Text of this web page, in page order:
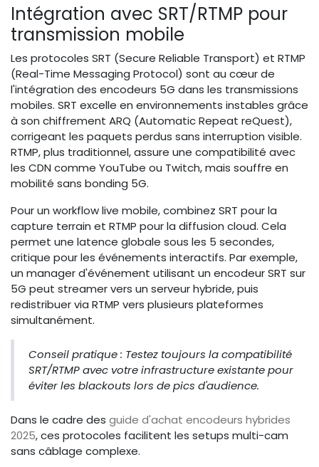
Intégration avec SRT/RTMP pour
transmission mobile
Les protocoles SRT (Secure Reliable Transport) et RTMP
(Real-Time Messaging Protocol) sont au cœur de
l'intégration des encodeurs 5G dans les transmissions
mobiles. SRT excelle en environnements instables grâce
à son chiffrement ARQ (Automatic Repeat reQuest),
corrigeant les paquets perdus sans interruption visible.
RTMP, plus traditionnel, assure une compatibilité avec
les CDN comme YouTube ou Twitch, mais souffre en
mobilité sans bonding 5G.
Pour un workflow live mobile, combinez SRT pour la
capture terrain et RTMP pour la diffusion cloud. Cela
permet une latence globale sous les 5 secondes,
critique pour les événements interactifs. Par exemple,
un manager d'événement utilisant un encodeur SRT sur
5G peut streamer vers un serveur hybride, puis
redistribuer via RTMP vers plusieurs plateformes
simultanément.
Conseil pratique : Testez toujours la compatibilité
SRT/RTMP avec votre infrastructure existante pour
éviter les blackouts lors de pics d'audience.
Dans le cadre des guide d'achat encodeurs hybrides
2025, ces protocoles facilitent les setups multi-cam
sans câblage complexe.